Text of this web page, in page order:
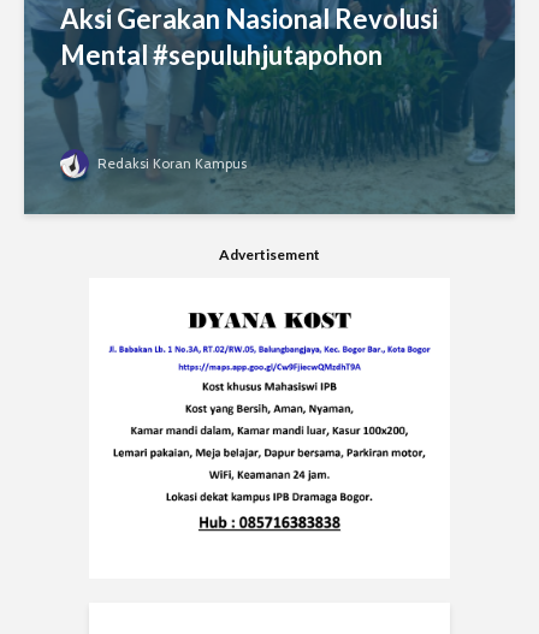
Aksi Gerakan Nasional Revolusi
Mental #sepuluhjutapohon
Redaksi Koran Kampus
Advertisement